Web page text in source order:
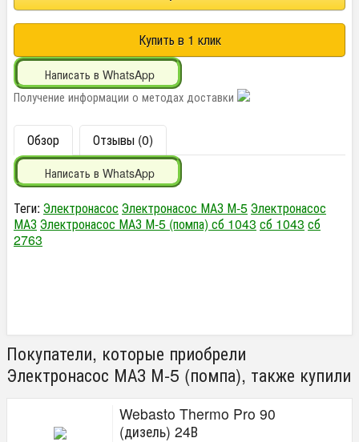
Написать в WhatsApp
Получение информации о методах доставки
Обзор Отзывы (0)
Написать в WhatsApp
Теги: Электронасос Электронасос МАЗ М-5Электронасос
МАЗ Электронасос МАЗ М-5 (помпа) сб 1043 сб 1043 сб
2763
Покупатели, которые приобрели
Электронасос МАЗ М-5 (помпа), также купили
Webasto Thermo Pro 90
(дизель) 24В